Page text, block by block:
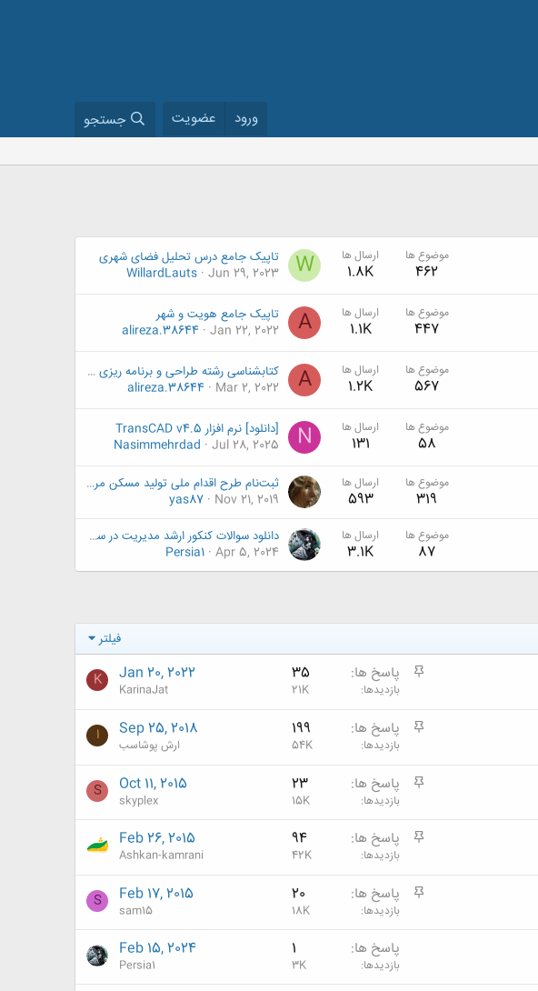
ورود عضویت جستجو
موضوع ها
462
ارسال ها
1.8K
W
تاپیک جامع درس تحلیل فضای شهری
Jun 29, 2023
WillardLauts
موضوع ها
447
ارسال ها
1.1K
A
تاپیک جامع هویت و شهر
Jan 22, 2022
alireza.38644
موضوع ها
567
ارسال ها
1.2K
A
کتابشناسی رشته طراحی و برنامه ریزی شهری
Mar 2, 2022
alireza.38644
موضوع ها
58
ارسال ها
131
N
[دانلود] نرم افزار TransCAD v4.5
Jul 28, 2025
Nasimmehrdad
موضوع ها
319
ارسال ها
593
ثبت‌نام طرح اقدام ملی تولید مسکن مرحله‌ای و ادامه‌دار است
Nov 21, 2019
yas87
موضوع ها
87
ارسال ها
3.1K
دانلود سوالات کنکور ارشد مدیریت در سوانح طبیعی + پاسخنامه سال های ۹۵ تا ۱۴۰۳
Apr 5, 2024
Persia1
فیلتر
م
پاسخ ها 35
بازدیدها 21K
Jan 20, 2022
KarinaJat
K
م
پاسخ ها 199
بازدیدها 54K
Sep 25, 2018
ارش پوشاسب ا
م
پاسخ ها 23
بازدیدها 15K
Oct 11, 2015
skyplex
S
م
پاسخ ها 94
بازدیدها 42K
Feb 26, 2015
Ashkan-kamrani
م
پاسخ ها 20
بازدیدها 18K
Feb 17, 2015
sam15
S
پاسخ ها 1
بازدیدها 3K
Feb 15, 2024
Persia1